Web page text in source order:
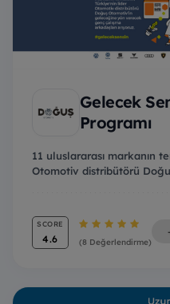
Gelecek
Programı
11 uluslararası markanın
Otomotiv distribütörü
SCORE
4.6 (8 Değerlendirme)